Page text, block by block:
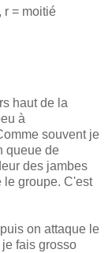
r = moitié
haut de la
à
souvent je
queue de
des jambes
le groupe. C'est
on attaque le
fais grosso